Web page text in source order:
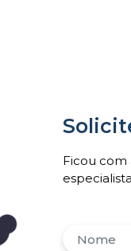
Ficou com